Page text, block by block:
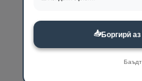
📥Боргирӣ